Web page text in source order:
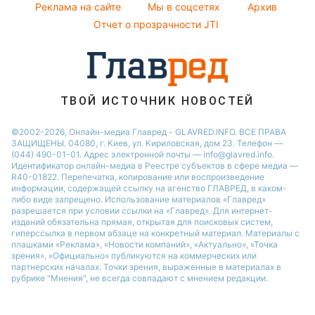
Новости Днепра
Пылевая буря
Реклама на сайте
Мы в соцсетях
Архив
Отчет о прозрачности JTI
ТВОЙ ИСТОЧНИК НОВОСТЕЙ
©2002-2026, Онлайн-медиа Главред - GLAVRED.INFO. ВСЕ ПРАВА
ЗАЩИЩЕНЫ. 04080, г. Киев, ул. Кириловская, дом 23. Телефон —
(044) 490-01-01. Адрес электронной почты — info@glavred.info.
Идентификатор онлайн-медиа в Реестре cубъектов в сфере медиа —
R40-01822. Перепечатка, копирование или воспроизведение
информации, содержащей ссылку на агенство ГЛАВРЕД, в каком-
либо виде запрещено. Использование материалов «Главред»
разрешается при условии ссылки на «Главред». Для интернет-
изданий обязательна прямая, открытая для поисковых систем,
гиперссылка в первом абзаце на конкретный материал. Материалы с
плашками «Реклама», «Новости компаний», «Актуально», «Точка
зрения», «Официально» публикуются на коммерческих или
партнерских началах. Точки зрения, выраженные в материалах в
рубрике "Мнения", не всегда совпадают с мнением редакции.